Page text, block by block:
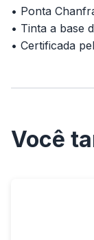
• Ponta
• Tinta a base
• Certificada
Você